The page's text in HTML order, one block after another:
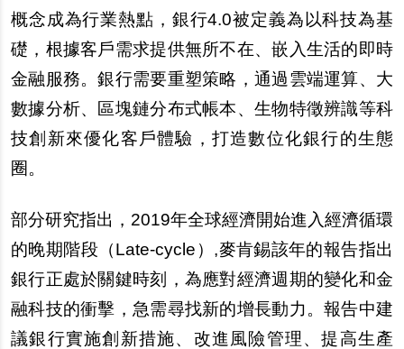
概念成為行業熱點，銀行4.0被定義為以科技為基
礎，根據客戶需求提供無所不在、嵌入生活的即時
金融服務。銀行需要重塑策略，通過雲端運算、大
數據分析、區塊鏈分布式帳本、生物特徵辨識等科
技創新來優化客戶體驗，打造數位化銀行的生態
圈。
部分研究指出，2019年全球經濟開始進入經濟循環
的晚期階段（Late-cycle）,麥肯錫該年的報告指出
銀行正處於關鍵時刻，為應對經濟週期的變化和金
融科技的衝擊，急需尋找新的增長動力。報告中建
議銀行實施創新措施、改進風險管理、提高生產